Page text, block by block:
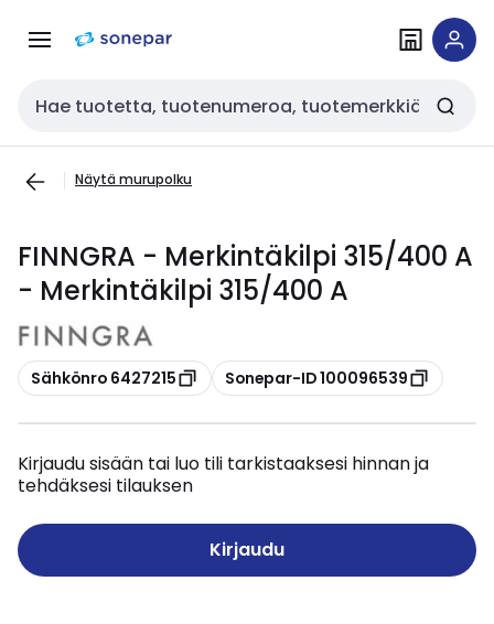
navigointiinsisältöön
Haku
Näytä murupolku
FINNGRA - Merkintäkilpi 315/400 A
- Merkintäkilpi 315/400 A
Kopioi
Sähkönro 6427215 Kopioi
Sonepar-ID 100096539
Kirjaudu sisään tai luo tili tarkistaaksesi hinnan ja
tehdäksesi tilauksen
Kirjaudu